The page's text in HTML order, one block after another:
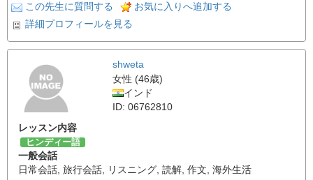
この先生に質問する
お気に入りへ追加する
詳細プロフィールを見る
shweta
女性 (46歳)
インド
ID: 06762810
レッスン内容
ヒンディー語
一般会話
日常会話 旅行会話 リスニング 読解 作文 海外生活